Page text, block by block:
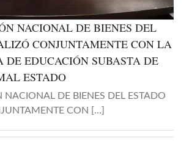
NACIONAL DE BIENES DEL
CONJUNTAMENTE CON LA
DE EDUCACIÓN SUBASTA DE
ESTADO
NACIONAL DE BIENES DEL ESTADO
CON […]